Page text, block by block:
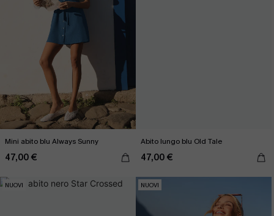
Mini abito blu Always Sunny
47,00 €
Abito lungo blu Old Tale
47,00 €
NUOVI NUOVI